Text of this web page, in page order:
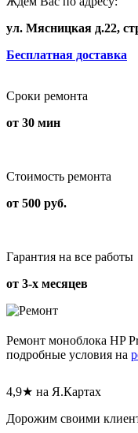
ул. Мясницкая д.22,
Бесплатная доставка
Сроки ремонта
от 30 мин
Стоимость ремонта
от 500 руб.
Гарантия на все работы
от 3-х месяцев
Ремонт моноблока HP
подробные условия на
4,9★ на Я.Картах
Дорожим своими